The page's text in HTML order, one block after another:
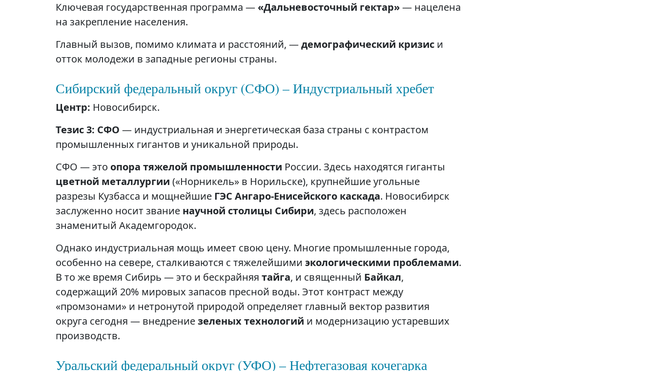
Ключевая государственная программа — «Дальневосточный гектар»— нацелена
на закрепление населения.
Главный вызов, помимо климата и расстояний, —демографический кризис и
отток молодежи в западные регионы страны.
Сибирский федеральный округ (СФО) – Индустриальный хребет
Центр: Новосибирск.
Тезис 3: СФО — индустриальная и энергетическая база страны с контрастом
промышленных гигантов и уникальной природы.
СФО — это опора тяжелой промышленности России. Здесь находятся гиганты
цветной металлургии («Норникель» в Норильске), крупнейшие угольные
разрезы Кузбасса и мощнейшие ГЭС Ангаро-Енисейского каскада. Новосибирск
заслуженно носит звание научной столицы Сибири, здесь расположен
знаменитый Академгородок.
Однако индустриальная мощь имеет свою цену. Многие промышленные города,
особенно на севере, сталкиваются с тяжелейшими экологическими проблемами.
В то же время Сибирь — это и бескрайняя тайга, и священный Байкал,
содержащий 20% мировых запасов пресной воды. Этот контраст между
«промзонами» и нетронутой природой определяет главный вектор развития
округа сегодня — внедрениезеленых технологий и модернизацию устаревших
производств.
Уральский федеральный округ (УФО) – Нефтегазовая кочегарка